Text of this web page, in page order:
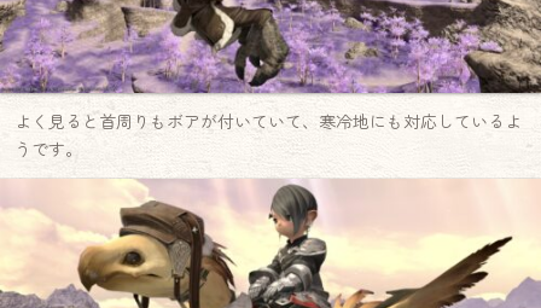
よく見ると首周りもボアが付いていて、寒冷地にも対応しているよ
うです。